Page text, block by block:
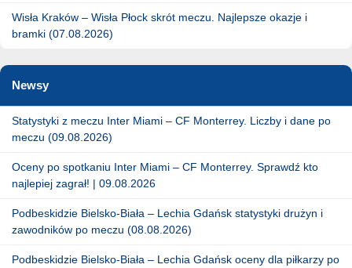
Wisła Kraków – Wisła Płock skrót meczu. Najlepsze okazje i
bramki (07.08.2026)
Newsy
Statystyki z meczu Inter Miami – CF Monterrey. Liczby i dane po
meczu (09.08.2026)
Oceny po spotkaniu Inter Miami – CF Monterrey. Sprawdź kto
najlepiej zagrał! | 09.08.2026
Podbeskidzie Bielsko-Biała – Lechia Gdańsk statystyki drużyn i
zawodników po meczu (08.08.2026)
Podbeskidzie Bielsko-Biała – Lechia Gdańsk oceny dla piłkarzy po